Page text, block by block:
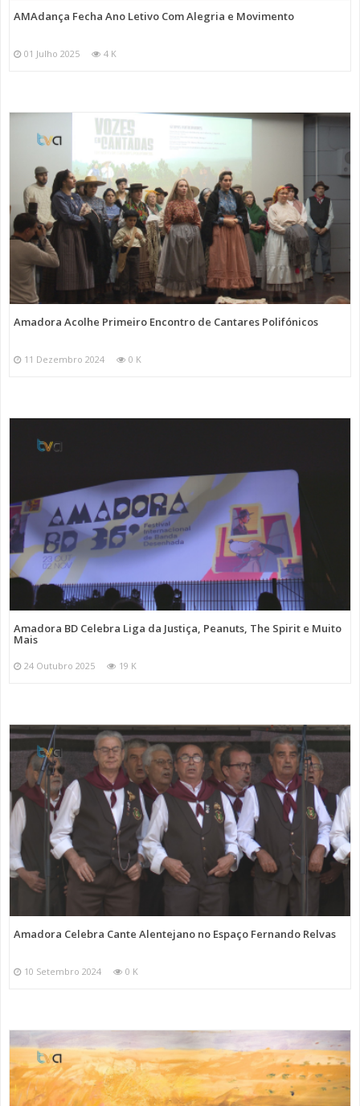
AMAdança Fecha Ano Letivo Com Alegria e Movimento
01 Julho 2025 4 K
Amadora Acolhe Primeiro Encontro de Cantares Polifónicos
11 Dezembro 2024 0 K
Amadora BD Celebra Liga da Justiça, Peanuts, The Spirit e Muito
Mais
24 Outubro 2025 19 K
Amadora Celebra Cante Alentejano no Espaço Fernando Relvas
10 Setembro 2024 0 K